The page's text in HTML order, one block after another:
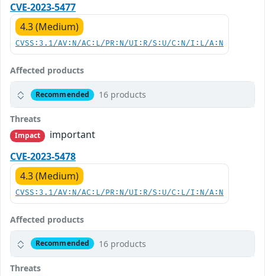
CVE-2023-5477
4.3 (Medium)
CVSS:3.1/AV:N/AC:L/PR:N/UI:R/S:U/C:N/I:L/A:N
Affected products
Recommended 16 products
Threats
Impact
important
CVE-2023-5478
4.3 (Medium)
CVSS:3.1/AV:N/AC:L/PR:N/UI:R/S:U/C:L/I:N/A:N
Affected products
Recommended 16 products
Threats